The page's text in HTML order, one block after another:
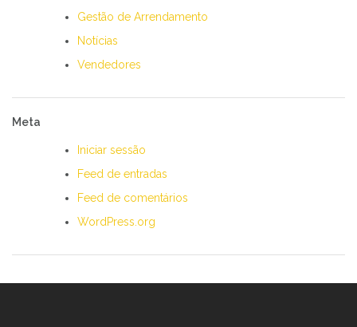
Gestão de Arrendamento
Notícias
Vendedores
Meta
Iniciar sessão
Feed de entradas
Feed de comentários
WordPress.org